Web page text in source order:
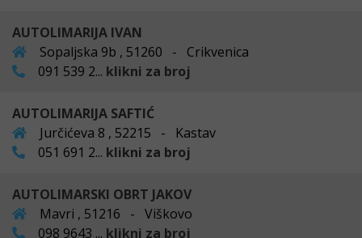
AUTOLIMARIJA IVAN
Sopaljska 9b , 51260 - Crikvenica
091 539 2... klikni za broj
AUTOLIMARIJA SAFTIĆ
Jurčićeva 8 , 52215 - Kastav
051 691 2... klikni za broj
AUTOLIMARSKI OBRT JAKOV
Mavri , 51216 - Viškovo
098 9643 ... klikni za broj